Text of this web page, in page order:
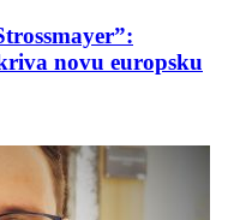
novu europsku